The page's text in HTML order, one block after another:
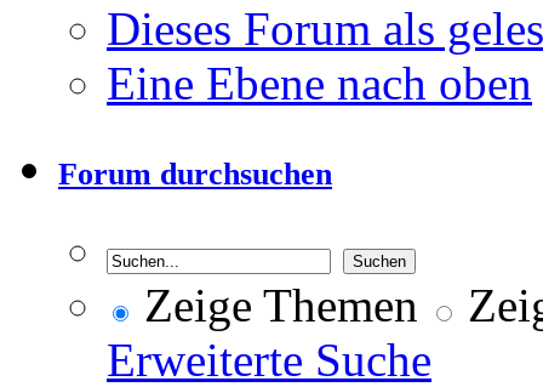
Dieses Forum als
Eine Ebene nach oben
Forum durchsuchen
Zeige Themen
Erweiterte Suche